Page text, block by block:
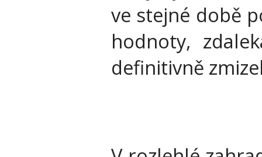
ve stejné době
hodnoty,
definitivně